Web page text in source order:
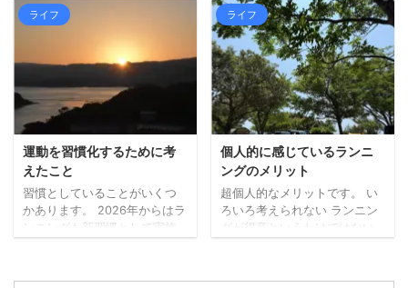
に行ってきました。 （行こう
と思った日が閉庁日だったり
で、行けずにおりまし
た。。）。 私は免許更新前に
マイナ免許証の2枚持ちに切り
替えていましたので、2枚持ち
→2枚持ちの更新手続きです。
今回の受付時にも、免許を3つ
から選ぶことや、私の場合、
次も2枚持ちにするかなど、事
前に確認がありました。 受付
時間前に待機する場所で（10
人ずつ受付）、係の方から
「次の免許証をマイナ免許 ...
りますが、どっちが楽しいか
（宇宙兄弟より）など、自分
の心が動く方でいいのかもし
れません。 どちらかではな
く、できるならどっちも た
だ、できること・モノであれ
ば、どちらかではなく、どち
らもやってみるのがいいなと
考えています。 あれもこれも
何でも、というのとは違いま
すが、どちらも試してみない
とわからないこともあります
し、両方が大切なこともあっ
ライフ
運動を習慣化するために考
えたこと
習慣としていることがいくつ
かあります。 2026年からはラ
ンニングも新習慣として実施
中で、運動の習慣化は特に難
ライフ
個人的に感じているランニ
ングのメリット
超個人的なメリットです。 い
ろいろ考えられない ランニン
グが得意というわけではない
考えないというわけではあり